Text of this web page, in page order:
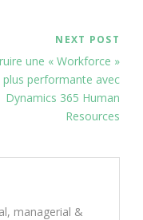
NEXT POST
une « Workforce »
plus performante avec
Dynamics 365 Human
Resources
managerial &